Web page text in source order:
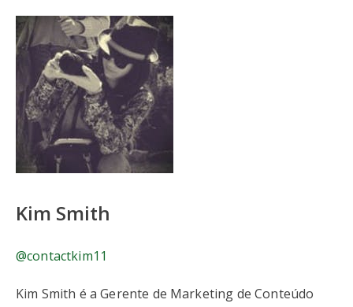
Kim Smith
@contactkim11
Kim Smith é a Gerente de Marketing de Conteúdo